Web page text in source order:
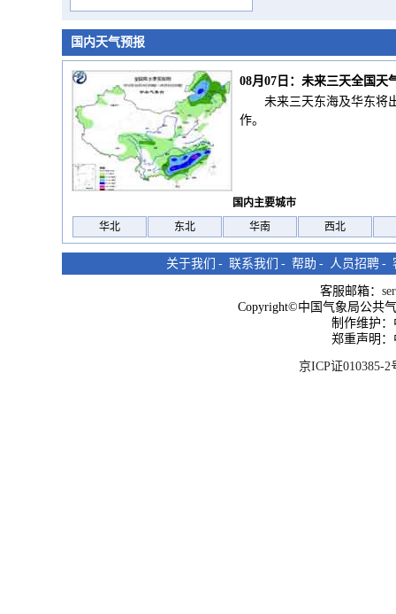
国内天气预报
08月07日：未来三天全国天
未来三天东海及华东将
作。
国内主要城市
华北
东北 华南 西北
关于我们 - 联系我们 - 帮助 - 人员招聘 -
客服邮箱：
Copyright©中国气象局公共
制作维护
郑重声明
京ICP证010385-2